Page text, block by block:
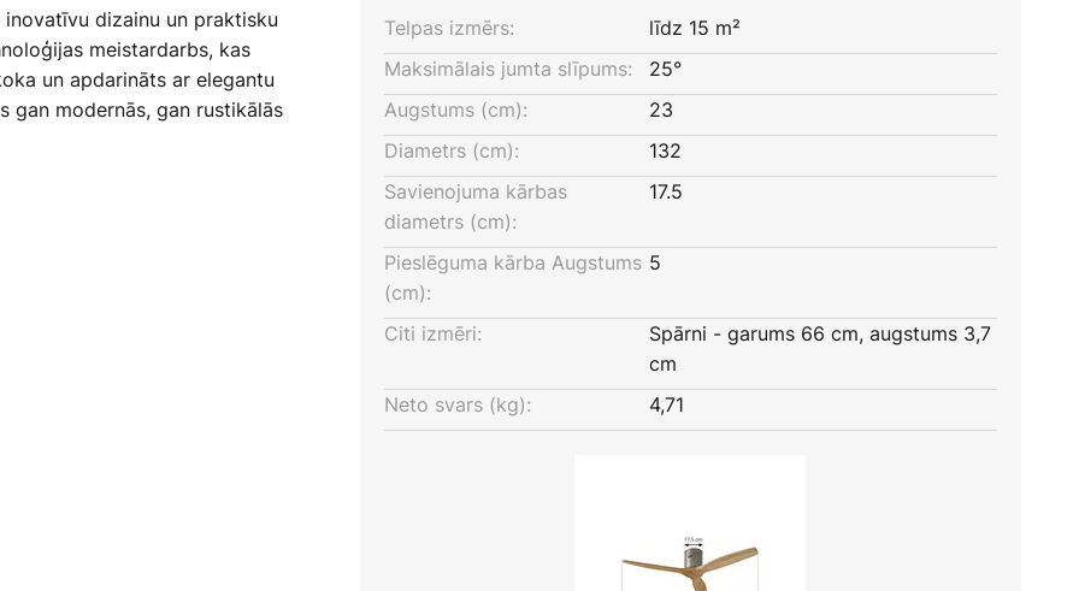
dizainu un praktisku
meistardarbs, kas
un apdarināts ar elegantu
gan modernās, gan rustikālās
nodrošina patīkamu brīzi
baterijas)
Telpas izmērs:
līdz 15 m²
Maksimālais jumta slīpums:
25°
Augstums (cm):
23
Diametrs (cm):
132
Savienojuma kārbas
diametrs (cm):
17.5
Pieslēguma kārba Augstums
(cm):
5
Citi izmēri:
Spārni - garums 66 cm, augstums 3,7
cm
Neto svars (kg):
4,71